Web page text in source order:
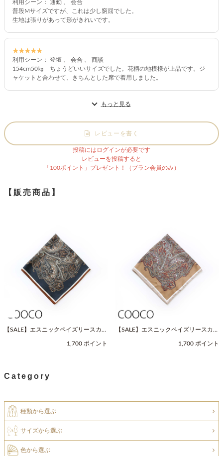
利用シーン： 通勤 、 会合
普段Mサイズですが、これは少し窮屈でした。
生地は張りがあって形がきれいです。
★★★★★
利用シーン： 登壇 、 会合 、 商談
154cm50㎏ ちょうどいいサイズでした。花柄の地模様が上品です。ジ
ャケットと合わせて、きちんとした席で着用しました。
もっと見る
レビューを書く
投稿にはログインが必要です
レビューを投稿すると
「100ポイント」プレゼント！（プラン会員のみ）
【販売商品】
【SALE】エスニックペイズリースカー
1,700 ポイント
【SALE】エスニックペイズリースカー
1,700 ポイント
Category
種類から選ぶ
サイズから選ぶ
色から選ぶ